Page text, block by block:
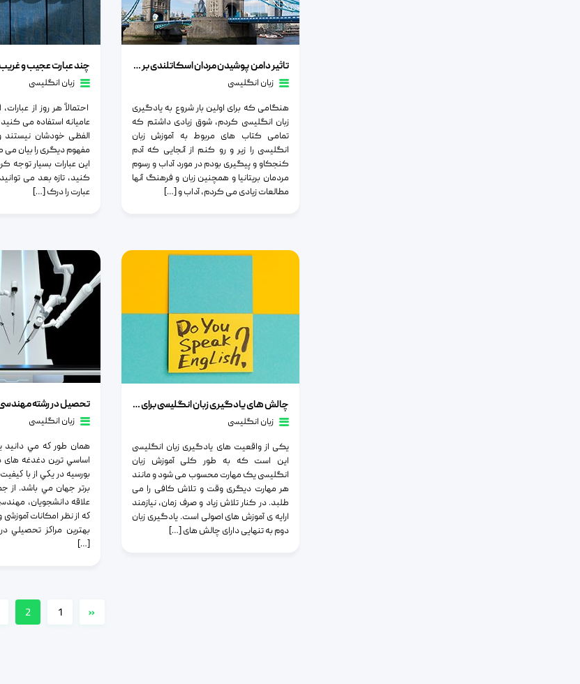
تاثیر دامن پوشیدن مردان اسکاتلندی بر یادگیری زبان انگلیسی من
زبان انگلیسی
هنگامی که برای اولین بار شروع به یادگیری
زبان انگلیسی کردم، شوق زیادی داشتم که
تمامی کتاب های مربوط به آموزش زبان
انگلیسی را زیر و رو کنم از آنجایی که آدم
کنجکاو و پیگیری بودم در مورد آداب و رسوم
مردمان بریتانیا و همچنین زبان و فرهنگ آنها
مطالعات زیادی می کردم، آداب و […]
چند عبارت عجیب و
زبان انگلیسی
احتمالاً هر روز از
عامیانه استفاده می
الفظی خودشان نیستند
مفهوم دیگری را بیان می
این عبارات بسیار توجه
کنید، تازه بعد می
عبارت را درک […]
چالش های یادگیری زبان انگلیسی برای مدرسان
زبان انگلیسی
یکی از واقعیت های یادگیری زبان انگلیسی
این است که به طور کلی آموزش زبان
انگلیسی یک مهارت محسوب می شود و مانند
هر مهارت دیگری وقت و تلاش کافی را می
طلبد. در کنار تلاش زیاد و صرف زمان، نیازمند
ارایه ی آموزش های اصولی است. یادگیری زبان
دوم به تنهایی دارای چالش های […]
زبان انگلیسی
همان طور كه مي دانيد
اساسي ترين دغدغه های
بورسيه در يكي از با
برتر جهان مي باشد. از
علاقه دانشجويان،
كه از نظر امکانات
بهترين مراكز تحصيلي
[…]
«
1
2